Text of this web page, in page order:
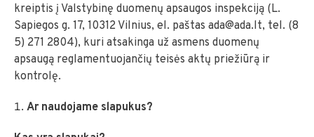
kreiptis į Valstybinę duomenų apsaugos inspekciją (L.
Sapiegos g. 17, 10312 Vilnius, el. paštas ada@ada.lt, tel. (8
5) 271 2804), kuri atsakinga už asmens duomenų
apsaugą reglamentuojančių teisės aktų priežiūrą ir
kontrolę.
Ar naudojame slapukus?